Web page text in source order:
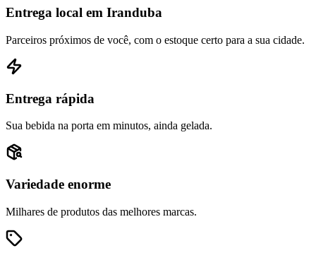
Entrega local em Iranduba
Parceiros próximos de você, com o estoque certo para a sua cidade.
Entrega rápida
Sua bebida na porta em minutos, ainda gelada.
Variedade enorme
Milhares de produtos das melhores marcas.